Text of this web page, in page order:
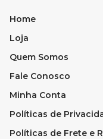
Home
Loja
Quem Somos
Fale Conosco
Minha Conta
Políticas de
Políticas de Frete e